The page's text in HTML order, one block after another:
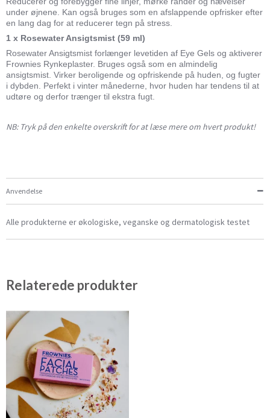
under øjnene. Kan også bruges som en afslappende opfrisker efter
en lang dag for at reducerer tegn på stress.
1 x Rosewater Ansigtsmist (59 ml)
Rosewater Ansigtsmist forlænger levetiden af Eye Gels og aktiverer
Frownies Rynkeplaster. Bruges også som en almindelig
ansigtsmist. Virker beroligende og opfriskende på huden, og fugter
i dybden. Perfekt i vinter månederne, hvor huden har tendens til at
udtøre og derfor trænger til ekstra fugt.
NB: Tryk på den enkelte overskrift for at læse mere om hvert produkt!
Anvendelse
Alle produkterne er økologiske, veganske og dermatologisk testet
Relaterede produkter